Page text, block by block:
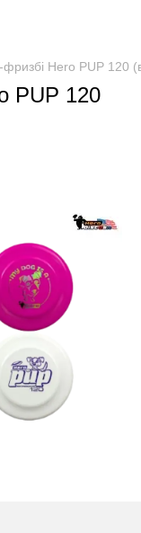
фризбі Hero PUP 120
PUP 120